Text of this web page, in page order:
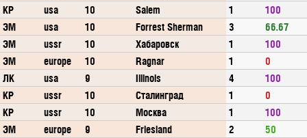
КР
usa 10 Salem 1
100
ЭМ
usa 10 Forrest Sherman 3
66.67
ЭМ
ussr 10 Хабаровск 1
100
ЭМ
europe 10 Ragnar 1
0
ЛК
usa 9 Illinois 4
100
КР
ussr 10 Сталинград 1
0
КР
ussr 10 Москва 1
100
ЭМ
europe 9 Friesland 2
50